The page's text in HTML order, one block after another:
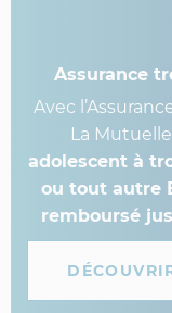
Assurance
Avec
La
adolescent à
ou tout autre
remboursé